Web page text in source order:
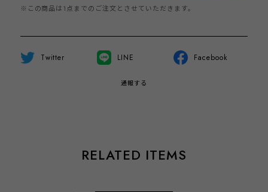
※この商品は1点までのご注文とさせていただきます。
Twitter LINE Facebook
通報する
RELATED ITEMS